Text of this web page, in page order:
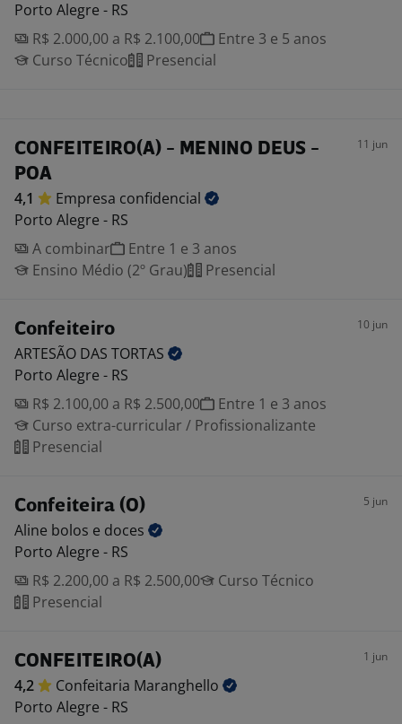
Porto Alegre - RS
R$ 2.000,00 a R$ 2.100,00
Entre 3 e 5 anos
Curso Técnico
Presencial
CONFEITEIRO(A) - MENINO DEUS -
POA
11 jun
4,1 Empresa confidencial
Porto Alegre - RS
A combinar
Entre 1 e 3 anos
Ensino Médio (2º Grau)
Presencial
Confeiteiro 10 jun
ARTESÃO DAS TORTAS
Porto Alegre - RS
R$ 2.100,00 a R$ 2.500,00
Entre 1 e 3 anos
Curso extra-curricular / Profissionalizante
Presencial
Confeiteira (O) 5 jun
Aline bolos e doces
Porto Alegre - RS
R$ 2.200,00 a R$ 2.500,00
Curso Técnico
Presencial
CONFEITEIRO(A) 1 jun
4,2 Confeitaria Maranghello
Porto Alegre - RS